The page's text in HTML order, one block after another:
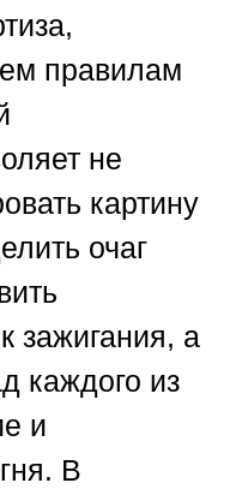
правилам
не
картину
очаг
зажигания, а
каждого из
и
В